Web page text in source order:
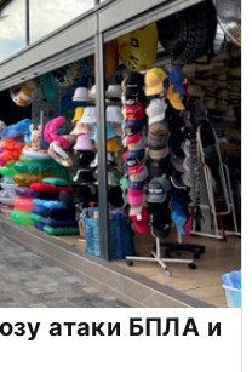
атаки БПЛА и